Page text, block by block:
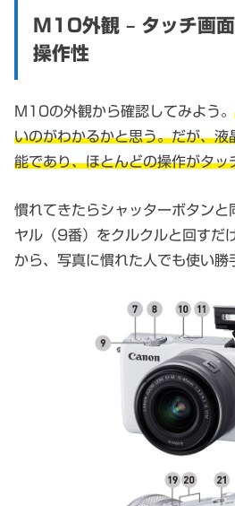
M10外観 – タッチ画
操作性
M10の外観から確認してみよう。
いのがわかるかと思う。だが、液
能であり、ほとんどの操作がタッ
慣れてきたらシャッターボタンと
ヤル（9番）をクルクルと回すだ
から、写真に慣れた人でも使い勝